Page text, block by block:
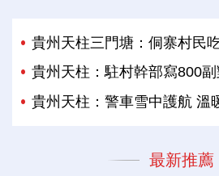
貴州天柱三門塘：侗寨村民
貴州天柱：駐村幹部寫800
貴州天柱：警車雪中護航 溫
最新推薦